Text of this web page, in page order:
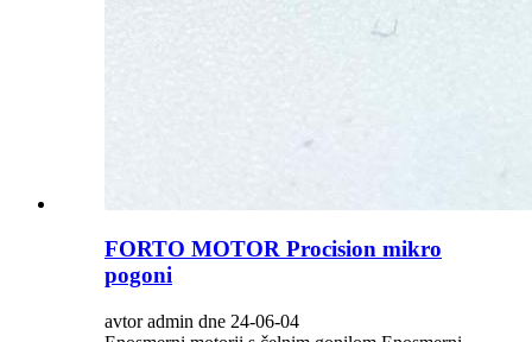
FORTO MOTOR Procision mikro
pogoni
avtor admin dne 24-06-04